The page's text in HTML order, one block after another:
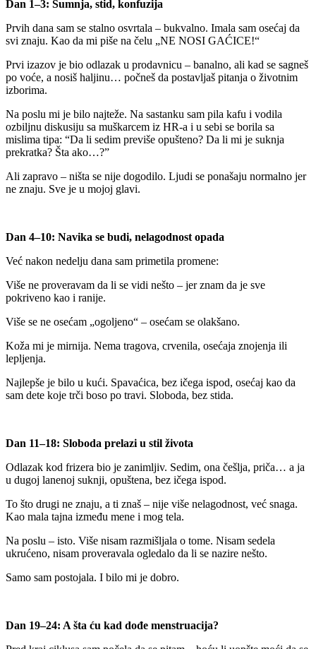
Dan 1–3: Sumnja, stid, konfuzija
Prvih dana sam se stalno osvrtala – bukvalno. Imala sam osećaj da
svi znaju. Kao da mi piše na čelu „NE NOSI GAĆICE!“
Prvi izazov je bio odlazak u prodavnicu – banalno, ali kad se sagneš
po voće, a nosiš haljinu… počneš da postavljaš pitanja o životnim
izborima.
Na poslu mi je bilo najteže. Na sastanku sam pila kafu i vodila
ozbiljnu diskusiju sa muškarcem iz HR-a i u sebi se borila sa
mislima tipa: “Da li sedim previše opušteno? Da li mi je suknja
prekratka? Šta ako…?”
Ali zapravo – ništa se nije dogodilo. Ljudi se ponašaju normalno jer
ne znaju. Sve je u mojoj glavi.
Dan 4–10: Navika se budi, nelagodnost opada
Već nakon nedelju dana sam primetila promene:
Više ne proveravam da li se vidi nešto – jer znam da je sve
pokriveno kao i ranije.
Više se ne osećam „ogoljeno“ – osećam se olakšano.
Koža mi je mirnija. Nema tragova, crvenila, osećaja znojenja ili
lepljenja.
Najlepše je bilo u kući. Spavaćica, bez ičega ispod, osećaj kao da
sam dete koje trči boso po travi. Sloboda, bez stida.
Dan 11–18: Sloboda prelazi u stil života
Odlazak kod frizera bio je zanimljiv. Sedim, ona češlja, priča… a ja
u dugoj lanenoj suknji, opuštena, bez ičega ispod.
To što drugi ne znaju, a ti znaš – nije više nelagodnost, već snaga.
Kao mala tajna između mene i mog tela.
Na poslu – isto. Više nisam razmišljala o tome. Nisam sedela
ukrućeno, nisam proveravala ogledalo da li se nazire nešto.
Samo sam postojala. I bilo mi je dobro.
Dan 19–24: A šta ću kad dođe menstruacija?